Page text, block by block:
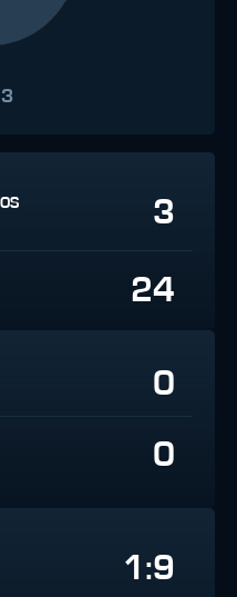
3
3
24
0
0
1:9